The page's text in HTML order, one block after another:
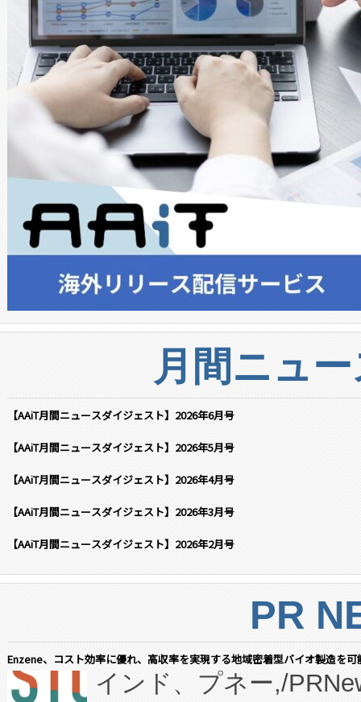
月間ニュ
【AAiT月間ニュースダイジェスト】2026年6月号
【AAiT月間ニュースダイジェスト】2026年5月号
【AAiT月間ニュースダイジェスト】2026年4月号
【AAiT月間ニュースダイジェスト】2026年3月号
【AAiT月間ニュースダイジェスト】2026年2月号
PR
Enzene、コスト効率に優れ、高収率を実現する地域密着型バイオ製造を
インド、プネー,/